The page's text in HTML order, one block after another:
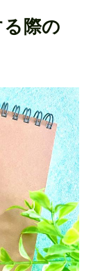
際の